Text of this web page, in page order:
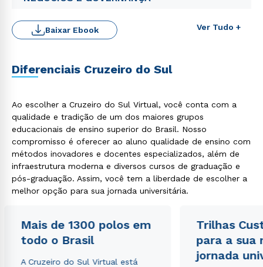
Ver Tudo +
Baixar Ebook
Diferenciais Cruzeiro do Sul
Ao escolher a Cruzeiro do Sul Virtual, você conta com a
qualidade e tradição de um dos maiores grupos
educacionais de ensino superior do Brasil. Nosso
compromisso é oferecer ao aluno qualidade de ensino com
métodos inovadores e docentes especializados, além de
infraestrutura moderna e diversos cursos de graduação e
pós-graduação. Assim, você tem a liberdade de escolher a
melhor opção para sua jornada universitária.
Mais de 1300 polos em
todo o Brasil
A Cruzeiro do Sul Virtual está
Trilhas
para a sua
jornada
Rápido e fácil
WhatsApp
ou
Estou de acordo com a Política de Privacidade.e
autorizo que meus dados sejam utilizados para o
envio de conteúdos da Cruzeiro do Sul.